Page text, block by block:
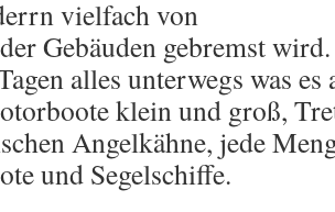
vielfach von
Gebäuden gebremst
alles unterwegs was
klein und groß,
Angelkähne, jede
und Segelschiffe.